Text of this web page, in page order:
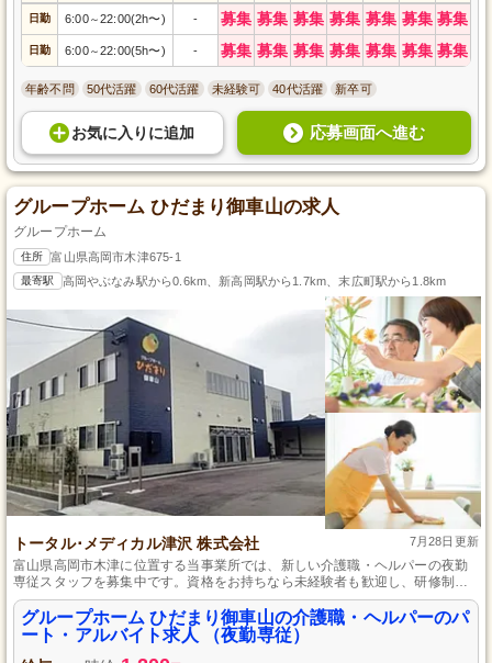
日勤 6:00～22:00(2h〜) - 募集 募集 募集 募集 募集 募集 募集
日勤 6:00～22:00(5h〜) - 募集 募集 募集 募集 募集 募集 募集
年齢不問 50代活躍 60代活躍 未経験可 40代活躍 新卒可
お気に入り に追加 応募画面へ進む
グループホーム ひだまり御車山の求人
グループホーム
住所 富山県高岡市木津675-1
最寄駅 高岡やぶなみ駅から0.6km、新高岡駅から1.7km、末広町駅から1.8km
トータル･メディカル津沢 株式会社 7月28日更新
富山県高岡市木津に位置する当事業所では、新しい介護職・ヘルパーの夜勤
専従スタッフを募集中です。資格をお持ちなら未経験者も歓迎し、研修制度
や資格取得支援でスキルアップを目指せます。週2～4日の勤務で、日数や夜
勤回数は相談可能です。一人ひとりに寄り添う介護をしたい方には最適な職
場です。
グループホーム ひだまり御車山の介護職・ヘルパーのパ
ート・アルバイト求人 （夜勤専従）